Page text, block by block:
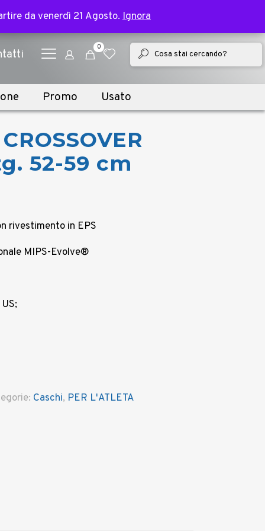
bike | Spedizione in 2 giorni lavorativi
0
Promo Usato
52-59 cm
rivestimento in EPS
MIPS-Evolve®
Caschi, PER L'ATLETA
da venerdì 21 Agosto. Ignora
da venerdì 21 Agosto. Ignora